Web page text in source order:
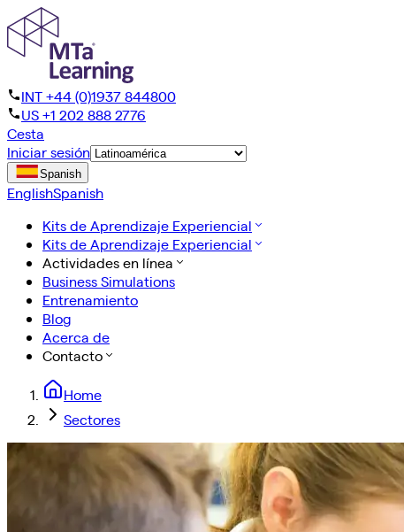
INT +44 (0)1937 844800
US +1 202 888 2776
Cesta
Iniciar sesión
Spanish
EnglishSpanish
Kits de Aprendizaje Experiencial
Kits de Aprendizaje Experiencial
Actividades en línea
Business Simulations
Entrenamiento
Blog
Acerca de
Contacto
Home
Sectores